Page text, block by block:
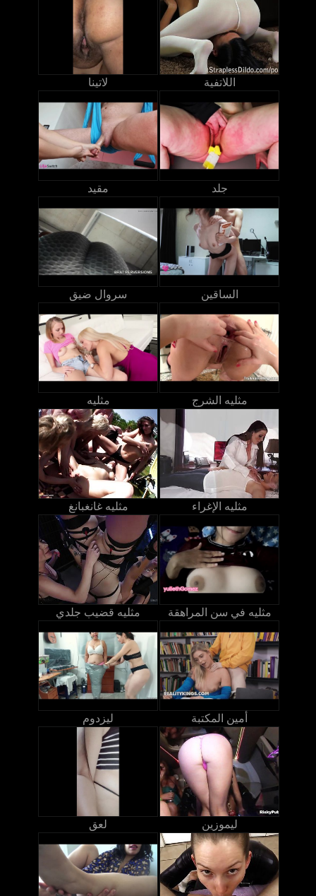
لاتينا اللاتفية
مقيد جلد
سروال ضيق الساقين
مثليه مثليه الشرج
مثليه غانغبانغ مثليه الإغراء
مثليه قضيب جلدي مثليه في سن المراهقة
ليزدوم أمين المكتبة
لعق ليموزين